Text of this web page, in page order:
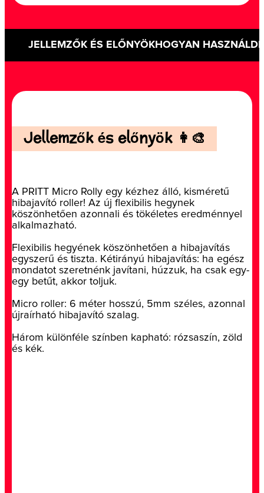
JELLEMZŐK ÉS ELŐNYÖKHOGYAN HASZNÁLD
Jellemzők és előnyök 👩‍🎨
A PRITT Micro Rolly egy kézhez álló, kisméretű
hibajavító roller! Az új flexibilis hegynek
köszönhetően azonnali és tökéletes eredménnyel
alkalmazható.
Flexibilis hegyének köszönhetően a hibajavítás
egyszerű és tiszta. Kétirányú hibajavítás: ha egész
mondatot szeretnénk javítani, húzzuk, ha csak egy-
egy betűt, akkor toljuk.
Micro roller: 6 méter hosszú, 5mm széles, azonnal
újraírható hibajavító szalag.
Három különféle színben kapható: rózsaszín, zöld
és kék.